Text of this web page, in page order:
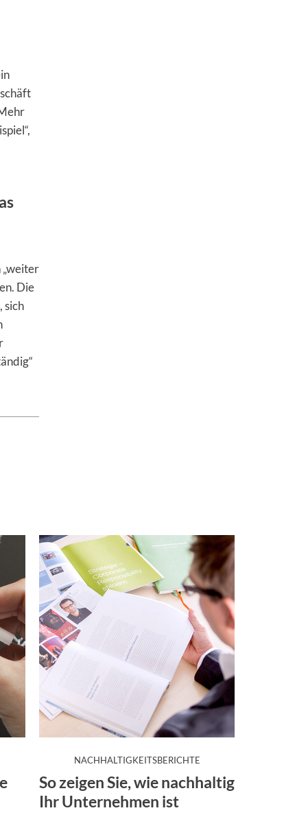
„weiter
Die
sich
NACHHALTIGKEITSBERICHTE:
So zeigen Sie, wie nachhaltig
Ihr Unternehmen ist